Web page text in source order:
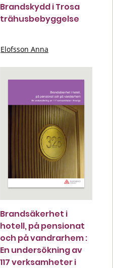
Brandskydd i Trosa
trähusbebyggelse
Elofsson Anna
Brandsäkerhet i
hotell, på pensionat
och på vandrarhem :
En undersökning av
117 verksamheter i